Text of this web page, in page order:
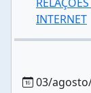
INTERNET
03/